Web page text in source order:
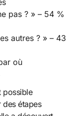
pas ? » – 54 %
autres ? » – 43
où
possible
des étapes